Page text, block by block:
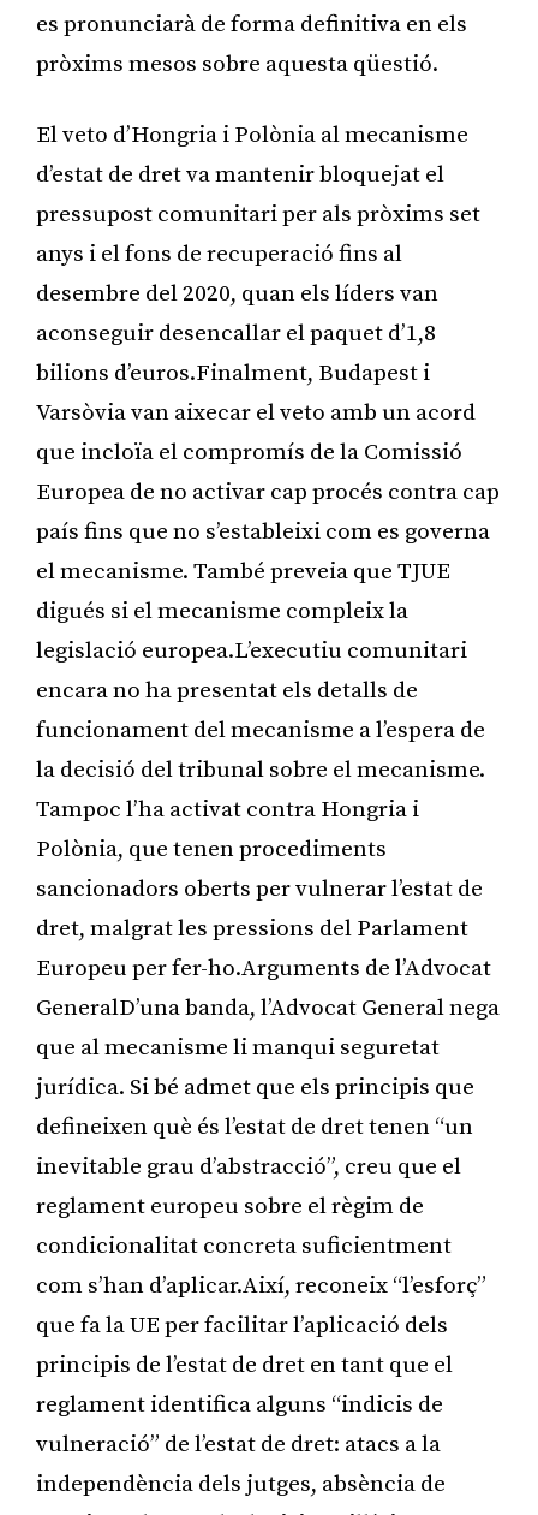
es pronunciarà de forma definitiva en els
pròxims mesos sobre aquesta qüestió.
El veto d’Hongria i Polònia al mecanisme
d’estat de dret va mantenir bloquejat el
pressupost comunitari per als pròxims set
anys i el fons de recuperació fins al
desembre del 2020, quan els líders van
aconseguir desencallar el paquet d’1,8
bilions d’euros.Finalment, Budapest i
Varsòvia van aixecar el veto amb un acord
que incloïa el compromís de la Comissió
Europea de no activar cap procés contra cap
país fins que no s’estableixi com es governa
el mecanisme. També preveia que TJUE
digués si el mecanisme compleix la
legislació europea.L’executiu comunitari
encara no ha presentat els detalls de
funcionament del mecanisme a l’espera de
la decisió del tribunal sobre el mecanisme.
Tampoc l’ha activat contra Hongria i
Polònia, que tenen procediments
sancionadors oberts per vulnerar l’estat de
dret, malgrat les pressions del Parlament
Europeu per fer-ho.Arguments de l’Advocat
GeneralD’una banda, l’Advocat General nega
que al mecanisme li manqui seguretat
jurídica. Si bé admet que els principis que
defineixen què és l’estat de dret tenen “un
inevitable grau d’abstracció”, creu que el
reglament europeu sobre el règim de
condicionalitat concreta suficientment
com s’han d’aplicar.Així, reconeix “l’esforç”
que fa la UE per facilitar l’aplicació dels
principis de l’estat de dret en tant que el
reglament identifica alguns “indicis de
vulneració” de l’estat de dret: atacs a la
independència dels jutges, absència de